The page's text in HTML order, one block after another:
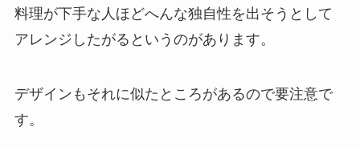
料理が下手な人ほどへんな独自性を出そうとして
アレンジしたがるというのがあります。
デザインもそれに似たところがあるので要注意で
す。